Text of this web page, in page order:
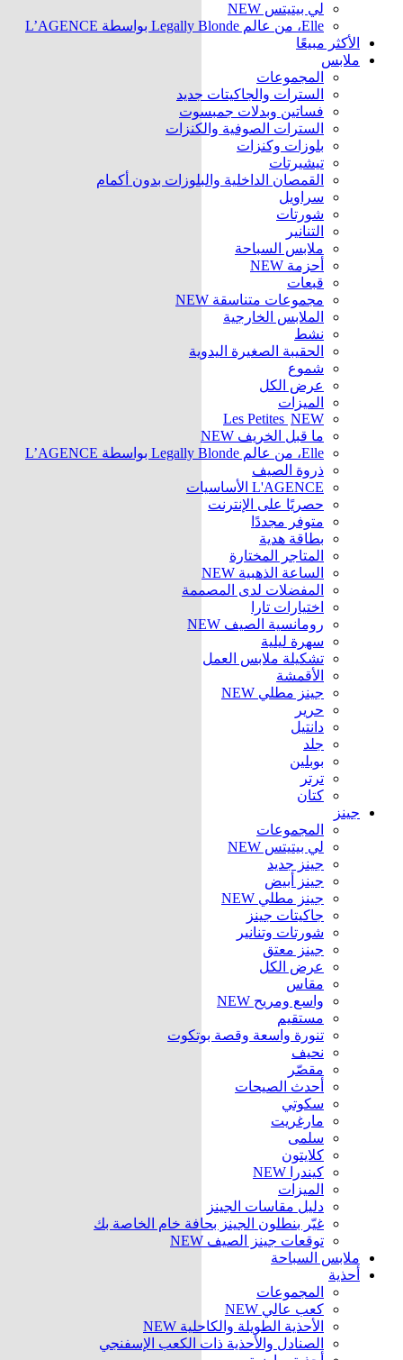
لي بيتيتس NEW
Elle، من عالم Legally Blonde بواسطة L’AGENCE
الأكثر مبيعًا
ملابس
المجموعات
السترات والجاكيتات جديد
فساتين وبدلات جمبسوت
السترات الصوفية والكنزات
بلوزات وكنزات
تيشيرتات
القمصان الداخلية والبلوزات بدون أكمام
سراويل
شورتات
التنانير
ملابس السباحة
أحزمة NEW
قبعات
مجموعات متناسقة NEW
الملابس الخارجية
نشط
الحقيبة الصغيرة اليدوية
شموع
عرض الكل
الميزات
Les Petites NEW
ما قبل الخريف NEW
Elle، من عالم Legally Blonde بواسطة L’AGENCE
ذروة الصيف
L'AGENCE الأساسيات
حصريًا على الإنترنت
متوفر مجددًا
بطاقة هدية
المتاجر المختارة
الساعة الذهبية NEW
المفضلات لدى المصممة
اختيارات تارا
رومانسية الصيف NEW
سهرة ليلية
تشكيلة ملابس العمل
الأقمشة
جينز مطلي NEW
حرير
دانتيل
جلد
بوبلين
ترتر
كتان
جينز
المجموعات
لي بيتيتس NEW
جينز جديد
جينز أبيض
جينز مطلي NEW
جاكيتات جينز
شورتات وتنانير
جينز معتق
عرض الكل
مقاس
واسع ومريح NEW
مستقيم
تنورة واسعة وقصة بوتكوت
نحيف
مقصّر
أحدث الصيحات
سكوتي
مارغريت
سلمى
كلايتون
كيندرا NEW
الميزات
دليل مقاسات الجينز
غيّر بنطلون الجينز بحافة خام الخاصة بك
توقعات جينز الصيف NEW
ملابس السباحة
أحذية
المجموعات
كعب عالي NEW
الأحذية الطويلة والكاحلية NEW
الصنادل والأحذية ذات الكعب الإسفنجي